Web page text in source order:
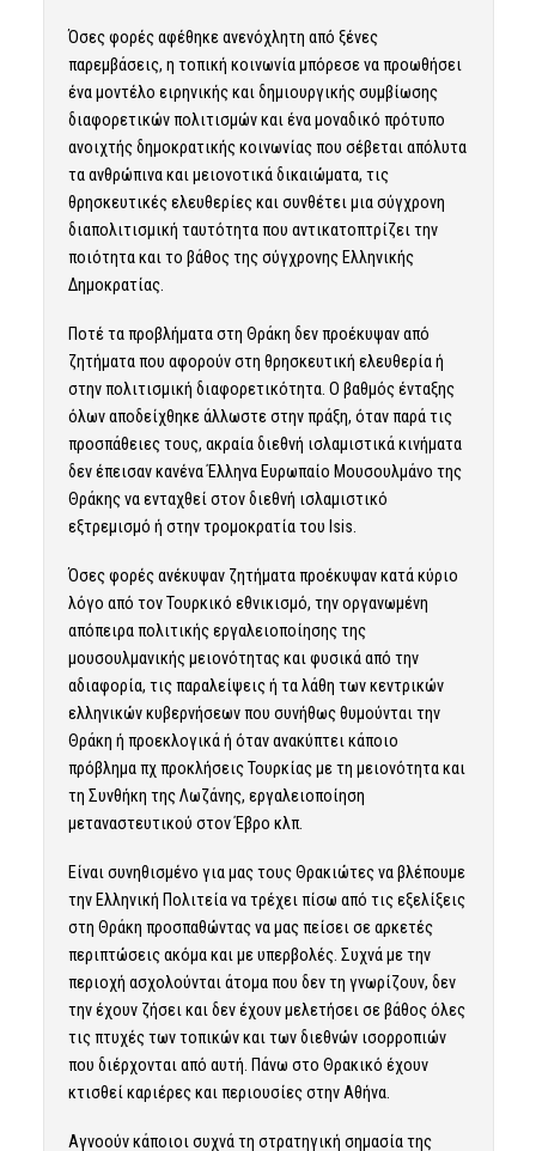
Όσες φορές αφέθηκε ανενόχλητη από ξένες
παρεμβάσεις, η τοπική κοινωνία μπόρεσε να προωθήσει
ένα μοντέλο ειρηνικής και δημιουργικής συμβίωσης
διαφορετικών πολιτισμών και ένα μοναδικό πρότυπο
ανοιχτής δημοκρατικής κοινωνίας που σέβεται απόλυτα
τα ανθρώπινα και μειονοτικά δικαιώματα, τις
θρησκευτικές ελευθερίες και συνθέτει μια σύγχρονη
διαπολιτισμική ταυτότητα που αντικατοπτρίζει την
ποιότητα και το βάθος της σύγχρονης Ελληνικής
Δημοκρατίας.
Ποτέ τα προβλήματα στη Θράκη δεν προέκυψαν από
ζητήματα που αφορούν στη θρησκευτική ελευθερία ή
στην πολιτισμική διαφορετικότητα. Ο βαθμός ένταξης
όλων αποδείχθηκε άλλωστε στην πράξη, όταν παρά τις
προσπάθειες τους, ακραία διεθνή ισλαμιστικά κινήματα
δεν έπεισαν κανένα Έλληνα Ευρωπαίο Μουσουλμάνο της
Θράκης να ενταχθεί στον διεθνή ισλαμιστικό
εξτρεμισμό ή στην τρομοκρατία του Isis.
Όσες φορές ανέκυψαν ζητήματα προέκυψαν κατά κύριο
λόγο από τον Τουρκικό εθνικισμό, την οργανωμένη
απόπειρα πολιτικής εργαλειοποίησης της
μουσουλμανικής μειονότητας και φυσικά από την
αδιαφορία, τις παραλείψεις ή τα λάθη των κεντρικών
ελληνικών κυβερνήσεων που συνήθως θυμούνται την
Θράκη ή προεκλογικά ή όταν ανακύπτει κάποιο
πρόβλημα πχ προκλήσεις Τουρκίας με τη μειονότητα και
τη Συνθήκη της Λωζάνης, εργαλειοποίηση
μεταναστευτικού στον Έβρο κλπ.
Είναι συνηθισμένο για μας τους Θρακιώτες να βλέπουμε
την Ελληνική Πολιτεία να τρέχει πίσω από τις εξελίξεις
στη Θράκη προσπαθώντας να μας πείσει σε αρκετές
περιπτώσεις ακόμα και με υπερβολές. Συχνά με την
περιοχή ασχολούνται άτομα που δεν τη γνωρίζουν, δεν
την έχουν ζήσει και δεν έχουν μελετήσει σε βάθος όλες
τις πτυχές των τοπικών και των διεθνών ισορροπιών
που διέρχονται από αυτή. Πάνω στο Θρακικό έχουν
κτισθεί καριέρες και περιουσίες στην Αθήνα.
Αγνοούν κάποιοι συχνά τη στρατηγική σημασία της